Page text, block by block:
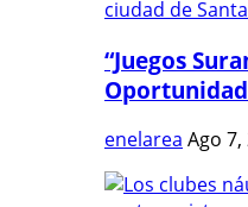
“Juegos
enelarea Ago 7,